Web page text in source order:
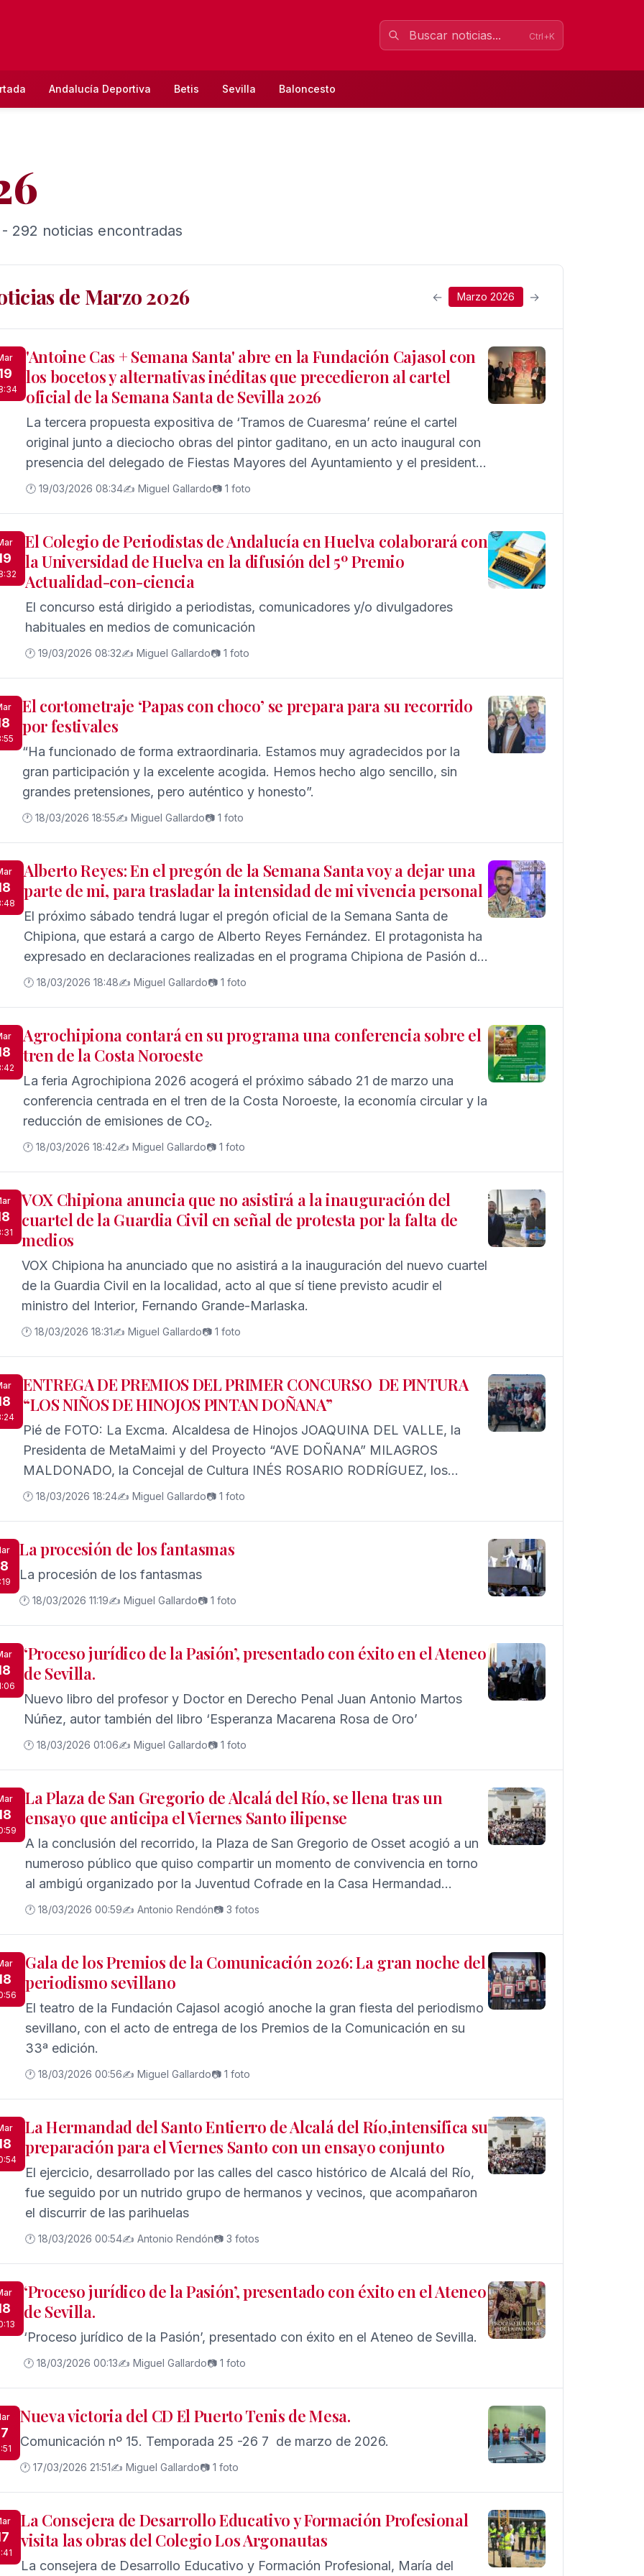
Ctrl+K
Andalucía Deportiva Betis Sevilla Baloncesto
292 noticias encontradas
de Marzo 2026 ← Marzo 2026 →
'Antoine Cas + Semana Santa' abre en la Fundación Cajasol con
los bocetos y alternativas inéditas que precedieron al cartel
oficial de la Semana Santa de Sevilla 2026
La tercera propuesta expositiva de ‘Tramos de Cuaresma’ reúne el cartel
original junto a dieciocho obras del pintor gaditano, en un acto inaugural con
presencia del delegado de Fiestas Mayores del Ayuntamiento y el presidente
del Consejo General de Hermandades y Cofradías de la ciudad de Sevilla
🕐 19/03/2026 08:34✍️ Miguel Gallardo📷 1 foto
El Colegio de Periodistas de Andalucía en Huelva colaborará con
la Universidad de Huelva en la difusión del 5º Premio
Actualidad-con-ciencia
El concurso está dirigido a periodistas, comunicadores y/o divulgadores
habituales en medios de comunicación
🕐 19/03/2026 08:32✍️ Miguel Gallardo📷 1 foto
El cortometraje ‘Papas con choco’ se prepara para su recorrido
por festivales
“Ha funcionado de forma extraordinaria. Estamos muy agradecidos por la
gran participación y la excelente acogida. Hemos hecho algo sencillo, sin
grandes pretensiones, pero auténtico y honesto”.
🕐 18/03/2026 18:55✍️ Miguel Gallardo📷 1 foto
Alberto Reyes: En el pregón de la Semana Santa voy a dejar una
parte de mi, para trasladar la intensidad de mi vivencia personal
El próximo sábado tendrá lugar el pregón oficial de la Semana Santa de
Chipiona, que estará a cargo de Alberto Reyes Fernández. El protagonista ha
expresado en declaraciones realizadas en el programa Chipiona de Pasión de
la radiotelevisión municipal su emoción ante una responsabilidad que, ha
🕐 18/03/2026 18:48✍️ Miguel Gallardo📷 1 foto
Agrochipiona contará en su programa una conferencia sobre el
tren de la Costa Noroeste
La feria Agrochipiona 2026 acogerá el próximo sábado 21 de marzo una
conferencia centrada en el tren de la Costa Noroeste, la economía circular y la
reducción de emisiones de CO₂.
🕐 18/03/2026 18:42✍️ Miguel Gallardo📷 1 foto
VOX Chipiona anuncia que no asistirá a la inauguración del
cuartel de la Guardia Civil en señal de protesta por la falta de
medios
VOX Chipiona ha anunciado que no asistirá a la inauguración del nuevo cuartel
de la Guardia Civil en la localidad, acto al que sí tiene previsto acudir el
ministro del Interior, Fernando Grande-Marlaska.
🕐 18/03/2026 18:31✍️ Miguel Gallardo📷 1 foto
ENTREGA DE PREMIOS DEL PRIMER CONCURSO DE PINTURA
“LOS NIÑOS DE HINOJOS PINTAN DOÑANA”
Pié de FOTO: La Excma. Alcaldesa de Hinojos JOAQUINA DEL VALLE, la
Presidenta de MetaMaimi y del Proyecto “AVE DOÑANA” MILAGROS
MALDONADO, la Concejal de Cultura INÉS ROSARIO RODRÍGUEZ, los
profesores de Artes Plásticas JUAN MIGUEL ROMERO y ELENA MONTES
e ISABEL RAMALLO. FOTO: T.L.
🕐 18/03/2026 18:24✍️ Miguel Gallardo📷 1 foto
La procesión de los fantasmas
La procesión de los fantasmas
🕐 18/03/2026 11:19✍️ Miguel Gallardo📷 1 foto
‘Proceso jurídico de la Pasión’, presentado con éxito en el Ateneo
de Sevilla.
Nuevo libro del profesor y Doctor en Derecho Penal Juan Antonio Martos
🕐 18/03/2026 01:06✍️ Miguel Gallardo📷 1 foto
La Plaza de San Gregorio de Alcalá del Río, se llena tras un
ensayo que anticipa el Viernes Santo ilipense
A la conclusión del recorrido, la Plaza de San Gregorio de Osset acogió a un
numeroso público que quiso compartir un momento de convivencia en torno
al ambigú organizado por la Juventud Cofrade en la Casa Hermandad
Ilipense.
🕐 18/03/2026 00:59✍️ Antonio Rendón📷 3 fotos
Gala de los Premios de la Comunicación 2026: La gran noche del
periodismo sevillano
El teatro de la Fundación Cajasol acogió anoche la gran fiesta del periodismo
sevillano, con el acto de entrega de los Premios de la Comunicación en su
33ª edición.
🕐 18/03/2026 00:56✍️ Miguel Gallardo📷 1 foto
La Hermandad del Santo Entierro de Alcalá del Río,intensifica su
preparación para el Viernes Santo con un ensayo conjunto
El ejercicio, desarrollado por las calles del casco histórico de Alcalá del Río,
fue seguido por un nutrido grupo de hermanos y vecinos, que acompañaron
el discurrir de las parihuelas
🕐 18/03/2026 00:54✍️ Antonio Rendón📷 3 fotos
‘Proceso jurídico de la Pasión’, presentado con éxito en el Ateneo
de Sevilla.
‘Proceso jurídico de la Pasión’, presentado con éxito en el Ateneo de Sevilla.
🕐 18/03/2026 00:13✍️ Miguel Gallardo📷 1 foto
Nueva victoria del CD El Puerto Tenis de Mesa.
Comunicación nº 15. Temporada 25 -26 7 de marzo de 2026.
🕐 17/03/2026 21:51✍️ Miguel Gallardo📷 1 foto
La Consejera de Desarrollo Educativo y Formación Profesional
visita las obras del Colegio Los Argonautas
La consejera de Desarrollo Educativo y Formación Profesional, María del